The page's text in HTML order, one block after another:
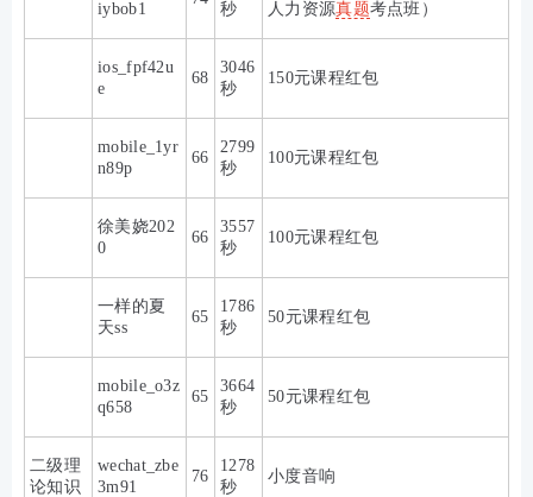
iybob1
秒
人力资源真题考点班 ）
ios_fpf42u
e
68
3046
秒
150元课程红包
mobile_1yr
n89p
66
2799
秒
100元课程红包
徐美娆202
0
66
3557
秒
100元课程红包
一样的夏
天ss
65
1786
秒
50元课程红包
mobile_o3z
q658
65
3664
秒
50元课程红包
二级理
论知识
wechat_zbe
3m91
76
1278
秒
小度音响